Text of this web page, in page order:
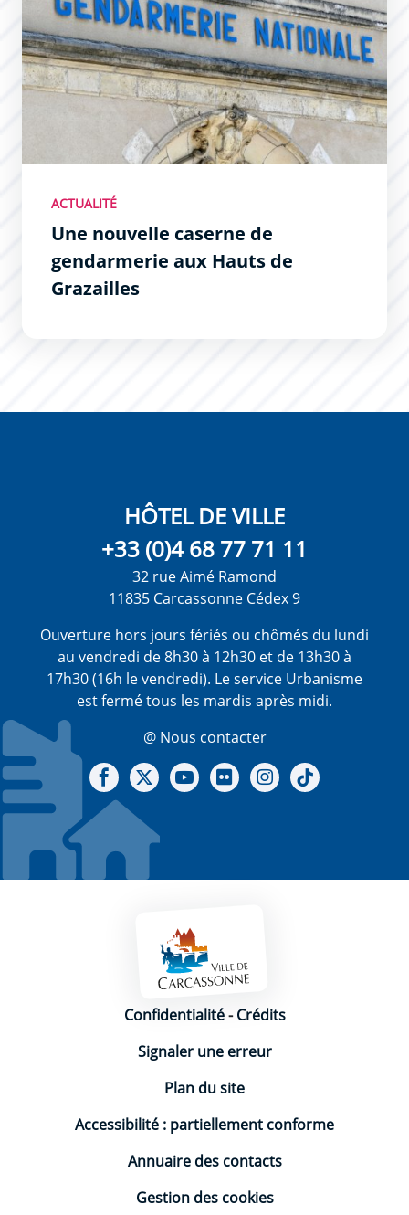
ACTUALITÉ
Une nouvelle caserne de
gendarmerie aux Hauts de
Grazailles
HÔTEL DE VILLE
+33 (0)4 68 77 71 11
32 rue Aimé Ramond
11835 Carcassonne Cédex 9
Ouverture hors jours fériés ou chômés du lundi
au vendredi de 8h30 à 12h30 et de 13h30 à
17h30 (16h le vendredi). Le service Urbanisme
est fermé tous les mardis après midi.
@ Nous contacter
Notre Facebook
Notre X - (twitter)
Notre chaine Youtube
Notre Gallerie sur Flickr
Notre Instagram
Mentions légales
Confidentialité-Crédits
Signaler une erreur
Plan du site
Accessibilité : partiellement conforme
Annuaire des contacts
Gestion des cookies